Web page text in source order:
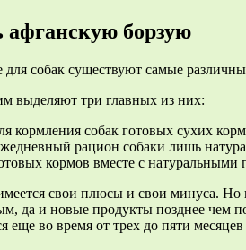
борзую
собак существуют самые
выделяют три главных из них:
кормления собак готовых сухих
рацион собаки лишь
кормов вместе с
свои плюсы и свои минуса. Но
да и новые продукты позднее чем
еще во время от трех до пяти